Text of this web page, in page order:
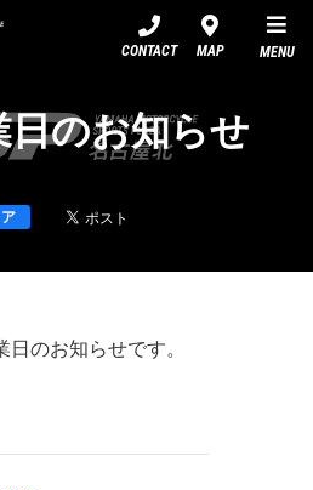
CONTACT MAP MENU
日のお知らせ
のお知らせです。